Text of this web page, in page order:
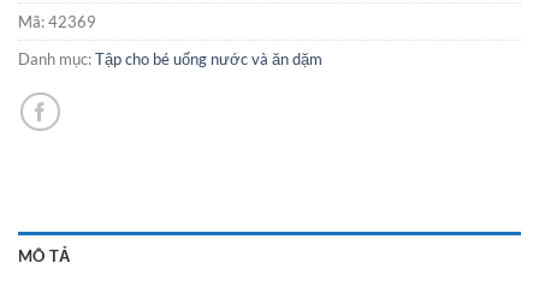
Mã:42369
Danh mục:Tập cho bé uống nước và ăn dặm
MÔ TẢ